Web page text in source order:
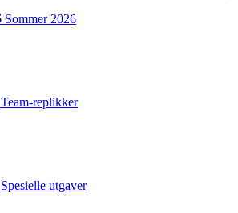
Sommer 2026
Team-replikker
Spesielle utgaver